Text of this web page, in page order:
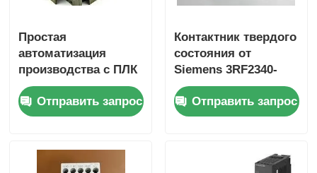
Yokogawa Stardom PLC
Простая
автоматизация
производства с ПЛК
S7-1200 6ES7153-
1AA03-0XB0 и
памятью 50 КБ
Отправить запрос
Контактник твердого
состояния от
Siemens 3RF2340-
1AA45 SIRIUS
Отправить запрос